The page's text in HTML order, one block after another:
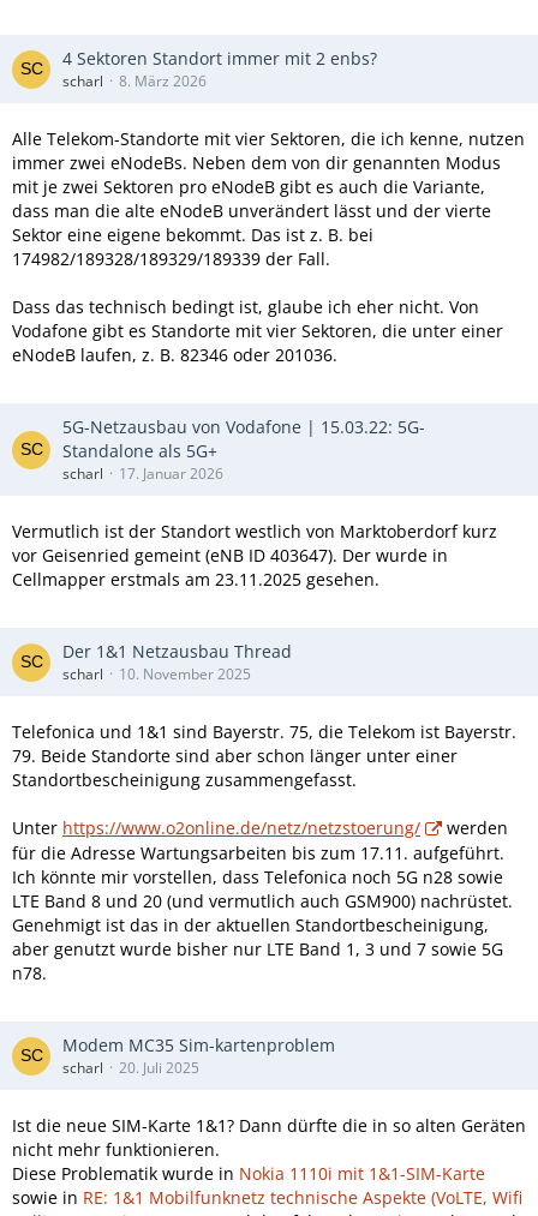
4 Sektoren Standort immer mit 2 enbs?
scharl 8. März 2026
Alle Telekom-Standorte mit vier Sektoren, die ich kenne, nutzen
immer zwei eNodeBs. Neben dem von dir genannten Modus
mit je zwei Sektoren pro eNodeB gibt es auch die Variante,
dass man die alte eNodeB unverändert lässt und der vierte
Sektor eine eigene bekommt. Das ist z. B. bei
174982/189328/189329/189339 der Fall.
Dass das technisch bedingt ist, glaube ich eher nicht. Von
Vodafone gibt es Standorte mit vier Sektoren, die unter einer
eNodeB laufen, z. B. 82346 oder 201036.
5G-Netzausbau von Vodafone | 15.03.22: 5G-
Standalone als 5G+
scharl 17. Januar 2026
Vermutlich ist der Standort westlich von Marktoberdorf kurz
vor Geisenried gemeint (eNB ID 403647). Der wurde in
Cellmapper erstmals am 23.11.2025 gesehen.
Der 1&1 Netzausbau Thread
scharl 10. November 2025
Telefonica und 1&1 sind Bayerstr. 75, die Telekom ist Bayerstr.
79. Beide Standorte sind aber schon länger unter einer
Standortbescheinigung zusammengefasst.
Unter https://www.o2online.de/netz/netzstoerung/
werden
für die Adresse Wartungsarbeiten bis zum 17.11. aufgeführt.
Ich könnte mir vorstellen, dass Telefonica noch 5G n28 sowie
LTE Band 8 und 20 (und vermutlich auch GSM900) nachrüstet.
Genehmigt ist das in der aktuellen Standortbescheinigung,
aber genutzt wurde bisher nur LTE Band 1, 3 und 7 sowie 5G
n78.
Modem MC35 Sim-kartenproblem
scharl 20. Juli 2025
Ist die neue SIM-Karte 1&1? Dann dürfte die in so alten Geräten
nicht mehr funktionieren.
Diese Problematik wurde in Nokia 1110i mit 1&1-SIM-Karte
sowie in RE: 1&1 Mobilfunknetz technische Aspekte (VoLTE, Wifi